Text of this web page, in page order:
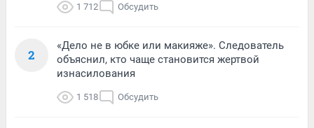
1 712 Обсудить
2
«Дело не в юбке или макияже». Следователь
объяснил, кто чаще становится жертвой
изнасилования
1 518 Обсудить